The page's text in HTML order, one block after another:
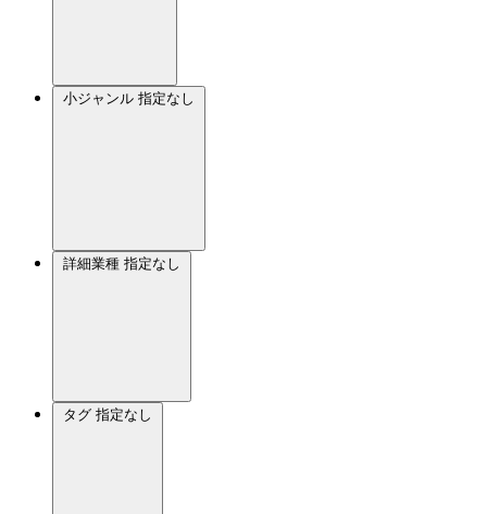
小ジャンル 指定なし
詳細業種 指定なし
タグ 指定なし